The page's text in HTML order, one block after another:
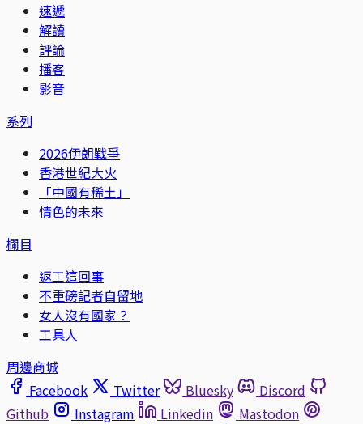
速遞
解讀
評論
播客
影音
系列
2026伊朗戰爭
香港世紀大火
「中國有稀土」
情色的未來
欄目
返工這回事
不重磅記者自留地
女人沒有國家？
工具人
周邊商城
Facebook
Twitter Bluesky
Discord
Github
Instagram Linkedin
Mastodon